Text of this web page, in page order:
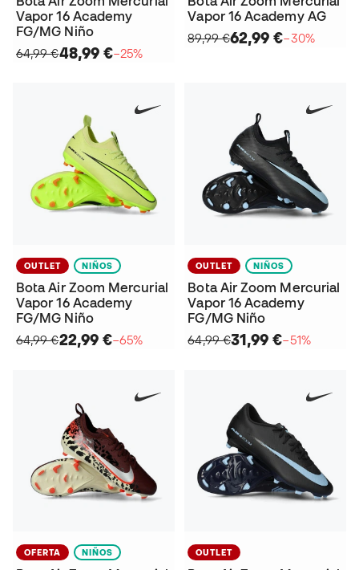
Vapor 16 Academy
FG/MG Niño
64,99 €48,99 €−25%
Vapor 16 Academy AG
89,99 €62,99 €−30%
OUTLET NIÑOS
Bota Air Zoom Mercurial
Vapor 16 Academy
FG/MG Niño
64,99 €22,99 €−65%
OUTLET NIÑOS
Bota Air Zoom Mercurial
Vapor 16 Academy
FG/MG Niño
64,99 €31,99 €−51%
OFERTA NIÑOS OUTLET